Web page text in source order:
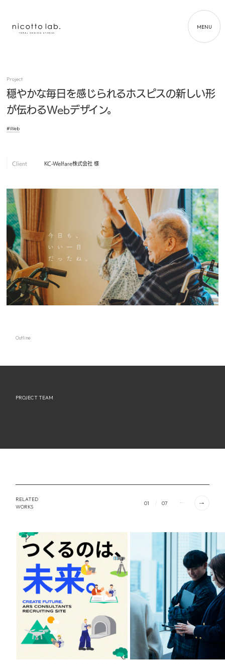
MENU
Project
穏やかな毎日を感じられるホスピスの新しい形
が伝わるWebデザイン。
#Web
Client KC-Welfare株式会社 様
Outline
PROJECT TEAM
RELATED
WORKS
01 07